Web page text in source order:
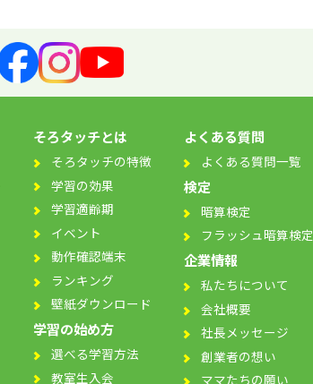
そろタッチとは
そろタッチの特徴
学習の効果
学習適齢期
イベント
動作確認端末
ランキング
壁紙ダウンロード
学習の始め方
選べる学習方法
教室生入会
よくある質問
よくある質問一覧
検定
暗算検定
フラッシュ暗算検定
企業情報
私たちについて
会社概要
社長メッセージ
創業者の想い
ママたちの願い